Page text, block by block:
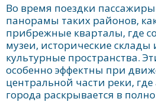
Во время поездки
панорамы таких районов,
прибрежные кварталы, где
музеи, исторические
культурные пространства.
особенно эффектны при
центральной части реки, где
города раскрывается в